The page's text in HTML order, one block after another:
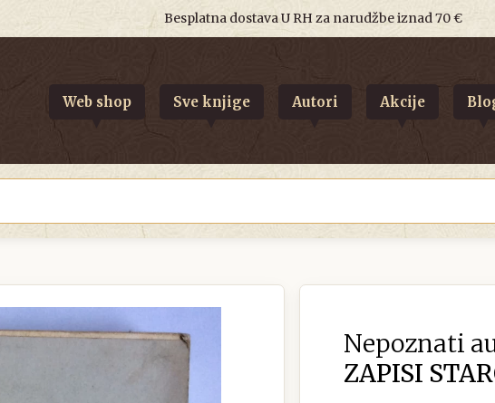
Besplatna dostava U RH za narudžbe iznad 70 €
Web shop Sve knjige Autori Akcije
Nepoznati
ZAPISI